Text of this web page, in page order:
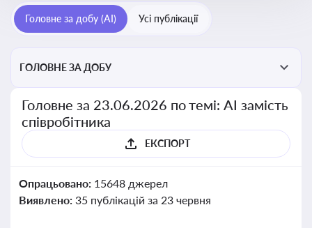
Головне за добу (AI) Усі публікації
ГОЛОВНЕ ЗА ДОБУ
Головне за 23.06.2026 по темі: АІ замість
співробітника
ЕКСПОРТ
Опрацьовано: 15648 джерел
Виявлено: 35 публікацій за 23 червня